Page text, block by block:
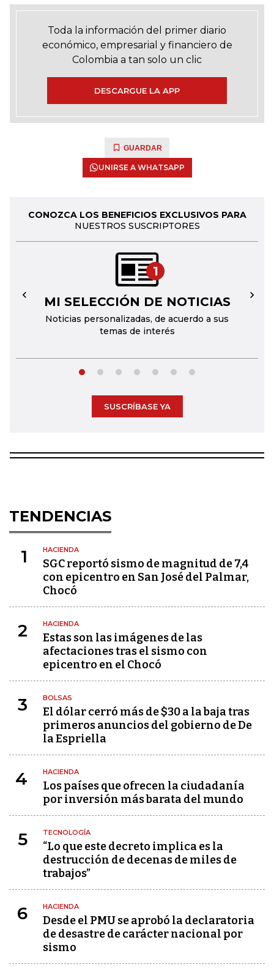
Toda la información del primer diario
económico, empresarial y financiero de
Colombia a tan solo un clic
DESCARGUE LA APP
GUARDAR
UNIRSE A WHATSAPP
CONOZCA LOS BENEFICIOS EXCLUSIVOS PARA
NUESTROS SUSCRIPTORES
1
MI SELECCIÓN DE NOTICIAS
Noticias personalizadas, de acuerdo a sus
temas de interés
← →
SUSCRÍBASE YA
TENDENCIAS
1 HACIENDA
SGC reportó sismo de magnitud de 7,4
con epicentro en San José del Palmar,
Chocó
2 HACIENDA
Estas son las imágenes de las
afectaciones tras el sismo con
epicentro en el Chocó
3 BOLSAS
El dólar cerró más de $30 a la baja tras
primeros anuncios del gobierno de De
la Espriella
4 HACIENDA
Los países que ofrecen la ciudadanía
por inversión más barata del mundo
5 TECNOLOGÍA
“Lo que este decreto implica es la
destrucción de decenas de miles de
trabajos”
6 HACIENDA
Desde el PMU se aprobó la declaratoria
de desastre de carácter nacional por
sismo